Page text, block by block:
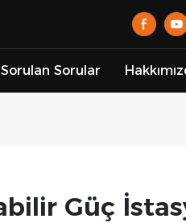
Sorulan Sorular
Güç